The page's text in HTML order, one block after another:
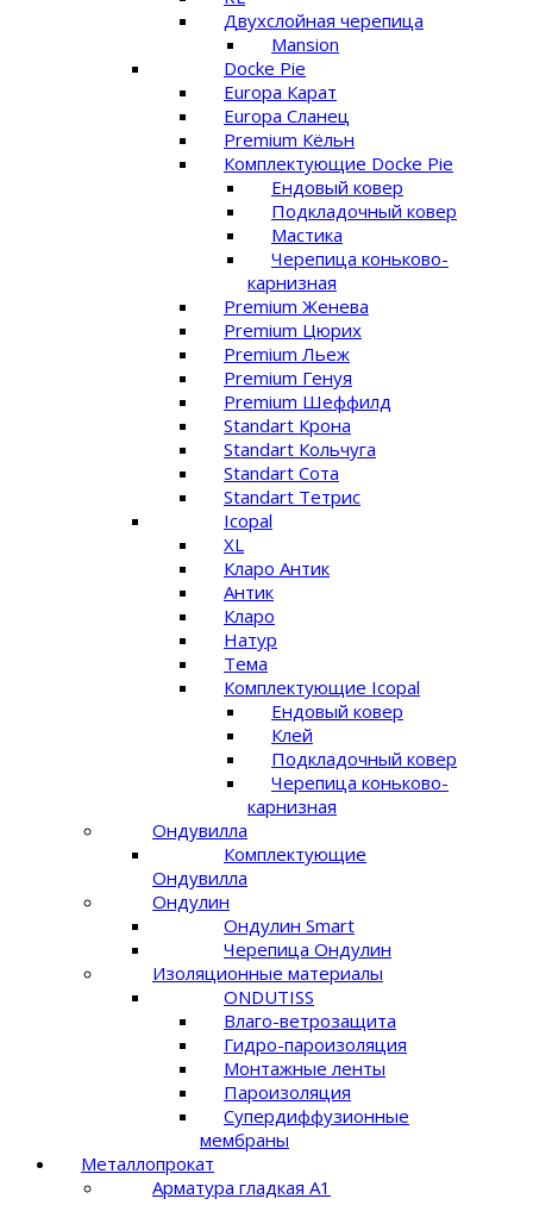
Двухслойная черепица
Mansion
Docke Pie
Europa Карат
Europa Сланец
Premium Кёльн
Комплектующие Docke Pie
Ендовый ковер
Подкладочный ковер
Мастика
Черепица коньково-
карнизная
Premium Женева
Premium Цюрих
Premium Льеж
Premium Генуя
Premium Шеффилд
Standart Крона
Standart Кольчуга
Standart Сота
Standart Тетрис
Icopal
XL
Кларо Антик
Антик
Кларо
Натур
Тема
Комплектующие Icopal
Ендовый ковер
Клей
Подкладочный ковер
Черепица коньково-
карнизная
Ондувилла
Комплектующие
Ондувилла
Ондулин
Ондулин Smart
Черепица Ондулин
Изоляционные материалы
ONDUTISS
Влаго-ветрозащита
Гидро-пароизоляция
Монтажные ленты
Пароизоляция
Супердиффузионные
мембраны
Металлопрокат
Арматура гладкая А1